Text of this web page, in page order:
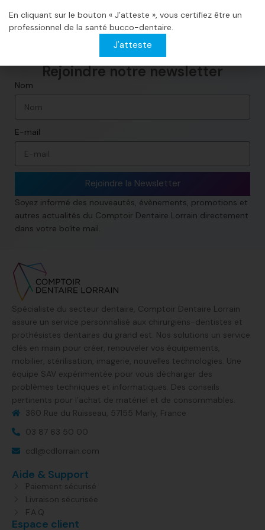
Rejoindre notre newsletter​
Nom
E-mail
Rejoindre la Newsletter
Soyez informé des nouveautés, évènements, promotions et
autres actualités du Comptoir Dentaire Lorrain directement
dans votre boîte mail.
Spécialiste du secteur dentaire, Comptoir Dentaire Lorrain
assure un service personnalisé aux chirurgiens-dentistes et
prothésistes dentaires du grand est. Nos solutions un service
clés en main pour créer, renouveler vos équipements,
mobilier, stérilisation, imagerie, nouvelles technologies. Une
équipe SAV expérimentée pour vous décharger des
problèmes techniques et informatiques. Des conseils
pertinents pour l’achat de matériel et de consommables.
360 Rue du Ruisseau, 57155 Marly, France​
03 87 63 50 00
cdl@cdlorrain.com
Aide & Support
Paiement sécurisé
Livraison sécurisée
F.A.Q
Espace client
En cliquant sur le bouton « J’atteste », vous certifiez être un
professionnel de la santé bucco-dentaire.
J'atteste